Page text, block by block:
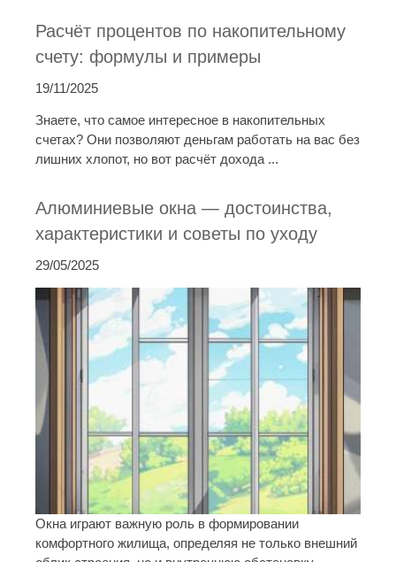
Расчёт процентов по накопительному
счету: формулы и примеры
19/11/2025
Знаете, что самое интересное в накопительных
счетах? Они позволяют деньгам работать на вас без
лишних хлопот, но вот расчёт дохода ...
Алюминиевые окна — достоинства,
характеристики и советы по уходу
29/05/2025
Окна играют важную роль в формировании
комфортного жилища, определяя не только внешний